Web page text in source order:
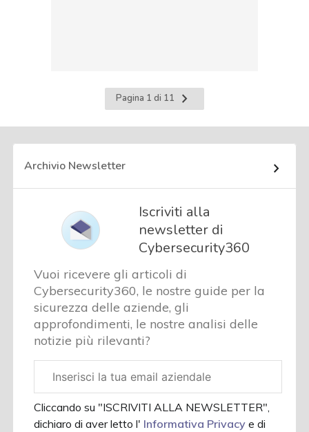
Pagina 1 di 11
Pagina
successiva
Archivio Newsletter
Iscriviti alla
newsletter di
Cybersecurity360
Vuoi ricevere gli articoli di
Cybersecurity360, le nostre guide per la
sicurezza delle aziende, gli
approfondimenti, le nostre analisi delle
notizie più rilevanti?
aziendale
Cliccando su "ISCRIVITI ALLA NEWSLETTER",
dichiaro di aver letto l' Informativa Privacye di